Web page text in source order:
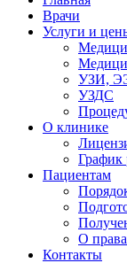
Врачи
Услуги и
УЗИ,
УЗДС
О клинике
График
Пациентам
О
Контакты